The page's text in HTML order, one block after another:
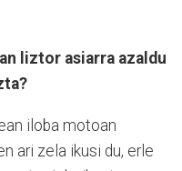
liztor asiarra azaldu
iloba motoan
ari zela ikusi du, erle